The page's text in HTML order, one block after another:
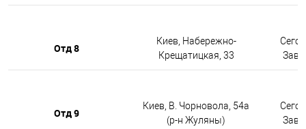
Отд 8
Киев, Набережно-
Крещатицкая, 33
Отд 9
Киев, В. Чорновола, 54а
(р-н Жуляны)